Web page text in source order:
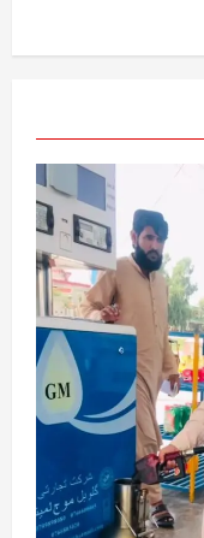
دي
لا هم ډېر
August 6, 2026
پوځي اقدام پر ځای
August 6, 2026